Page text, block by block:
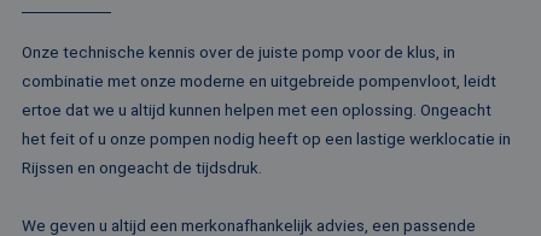
Onze technische kennis over de juiste pomp voor de klus, in
combinatie met onze moderne en uitgebreide pompenvloot, leidt
ertoe dat we u altijd kunnen helpen met een oplossing. Ongeacht
het feit of u onze pompen nodig heeft op een lastige werklocatie in
Rijssen en ongeacht de tijdsdruk.
We geven u altijd een merkonafhankelijk advies, een passende